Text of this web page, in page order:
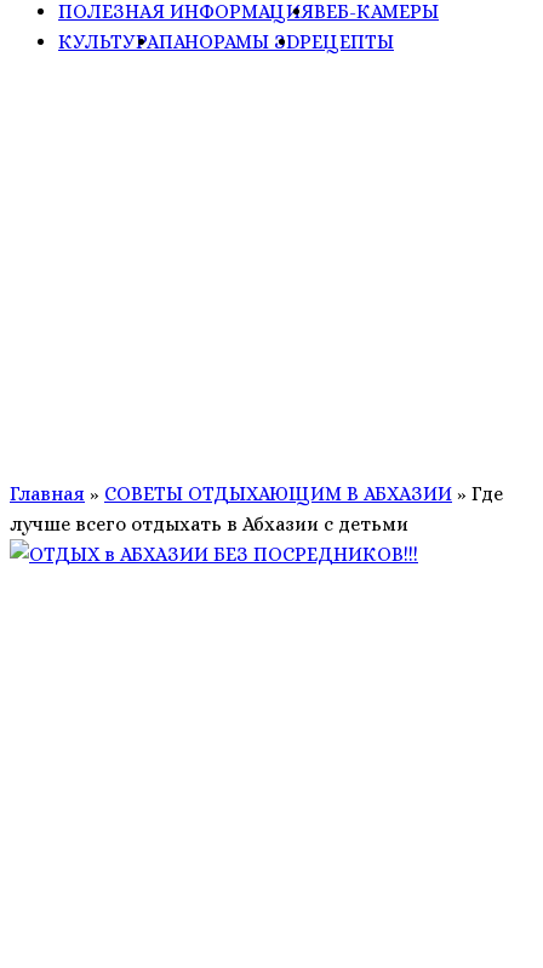
ПОЛЕЗНАЯ ИНФОРМАЦИЯВЕБ-КАМЕРЫ
КУЛЬТУРАПАНОРАМЫ ЗDРЕЦЕПТЫ
Главная » СОВЕТЫ ОТДЫХАЮЩИМ В АБХАЗИИ » Где
лучше всего отдыхать в Абхазии с детьми